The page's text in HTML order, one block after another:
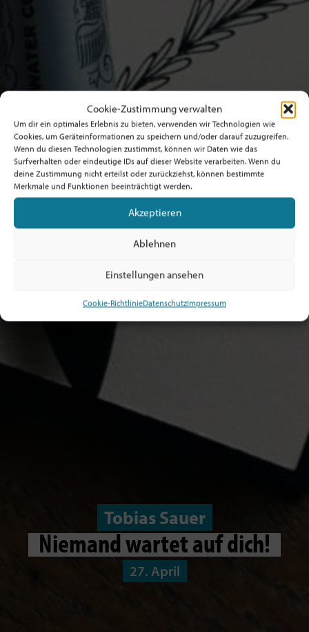
Cookie-Zustimmung verwalten
Um dir ein optimales Erlebnis zu bieten, verwenden wir Technologien wie
Cookies, um Geräteinformationen zu speichern und/oder darauf zuzugreifen.
Wenn du diesen Technologien zustimmst, können wir Daten wie das
Surfverhalten oder eindeutige IDs auf dieser Website verarbeiten. Wenn du
deine Zustimmung nicht erteilst oder zurückziehst, können bestimmte
Merkmale und Funktionen beeinträchtigt werden.
Akzeptieren
Ablehnen
Einstellungen ansehen
Cookie-RichtlinieDatenschutzImpressum
Tobias Sauer
Niemand wartet auf dich!
27. April